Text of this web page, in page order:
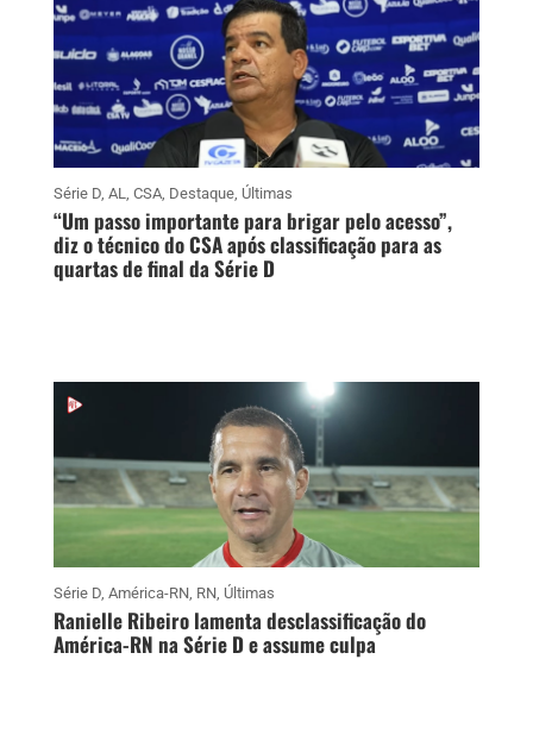
Série D, AL, CSA, Destaque, Últimas
“Um passo importante para brigar pelo acesso”,
diz o técnico do CSA após classificação para as
quartas de final da Série D
Série D, América-RN, RN, Últimas
Ranielle Ribeiro lamenta desclassificação do
América-RN na Série D e assume culpa